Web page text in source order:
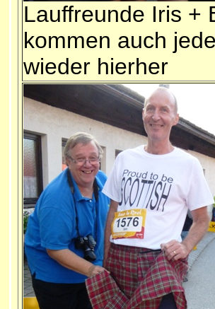
Lauffreunde Iris +
kommen auch
wieder hierher